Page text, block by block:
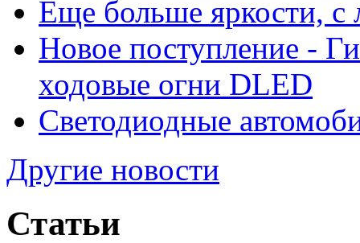
Еще больше яркости,
Новое поступление -
ходовые огни DLED
Светодиодные
Другие новости
Статьи